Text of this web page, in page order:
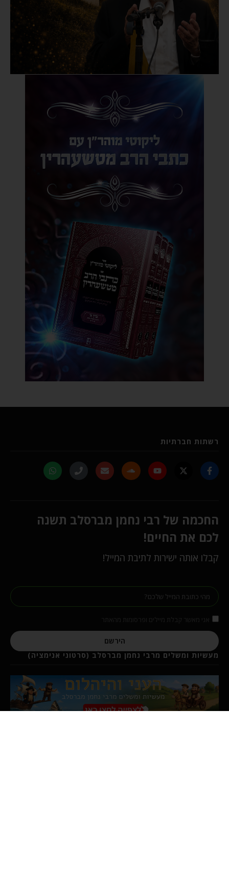
רשתות חברתיות
החכמה של רבי נחמן מברסלב תשנה
לכם את החיים!
קבלו אותה ישירות לתיבת המייל!
הירשם
מעשיות ומשלים מרבי נחמן מברסלב (סרטוני אנימציה)